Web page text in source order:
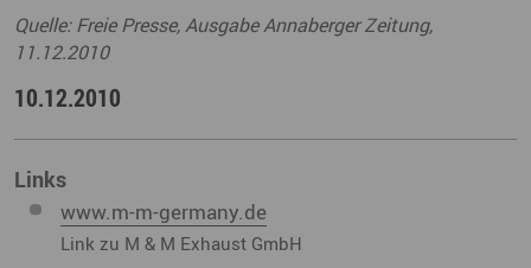
Quelle: Freie Presse, Ausgabe Annaberger Zeitung,
11.12.2010
10.12.2010
Links
www.m-m-germany.de
Link zu M & M Exhaust GmbH